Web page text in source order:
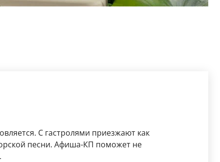
С гастролями приезжают как
песни. Афиша-КП поможет не